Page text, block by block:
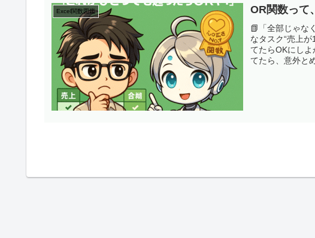
Excel関数図鑑 OR関数って
📗「全部じゃな
なタスク“売上
てたらOKにし
てたら、意外と